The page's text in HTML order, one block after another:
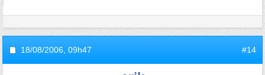
18/08/2006, 09h47 #14